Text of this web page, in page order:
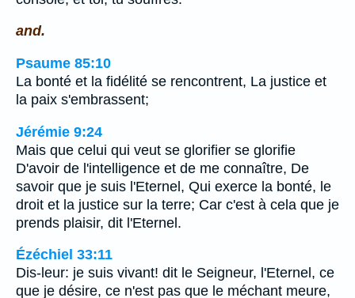
and.
Psaume 85:10
La bonté et la fidélité se rencontrent, La justice et
la paix s'embrassent;
Jérémie 9:24
Mais que celui qui veut se glorifier se glorifie
D'avoir de l'intelligence et de me connaître, De
savoir que je suis l'Eternel, Qui exerce la bonté, le
droit et la justice sur la terre; Car c'est à cela que je
prends plaisir, dit l'Eternel.
Ézéchiel 33:11
Dis-leur: je suis vivant! dit le Seigneur, l'Eternel, ce
que je désire, ce n'est pas que le méchant meure,